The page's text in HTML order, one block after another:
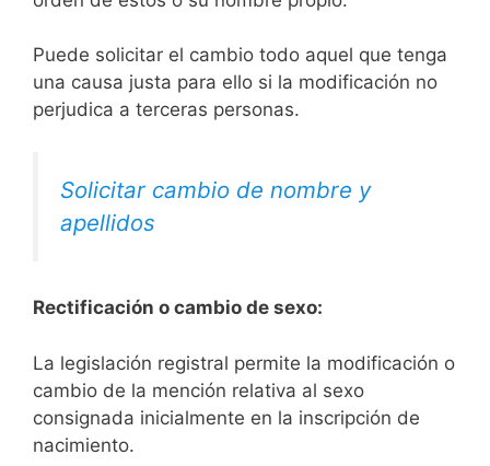
Puede solicitar el cambio todo aquel que tenga
una causa justa para ello si la modificación no
perjudica a terceras personas.
Solicitar cambio de nombre y
apellidos
Rectificación o cambio de sexo:
La legislación registral permite la modificación o
cambio de la mención relativa al sexo
consignada inicialmente en la inscripción de
nacimiento.